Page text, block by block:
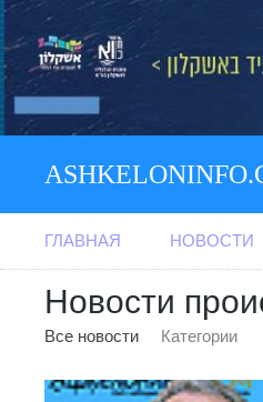
ГЛАВНАЯ НОВОСТИ
Новости
Все новости Категории